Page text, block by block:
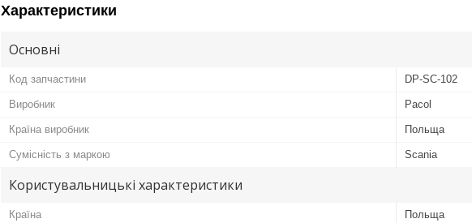
Характеристики
Основні
Код запчастини DP-SC-102
Виробник Pacol
Країна виробник Польща
Сумісність з маркою Scania
Користувальницькі характеристики
Країна Польща